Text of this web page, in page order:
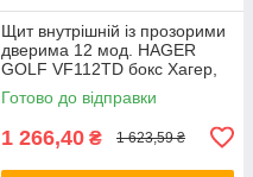
Щит внутрішній із прозорими
дверима 12 мод. HAGER
GOLF VF112TD бокс Хагер,
шафа розподільна для
автоматів
Готово до відправки
1 266,40 ₴ 1 623,59 ₴